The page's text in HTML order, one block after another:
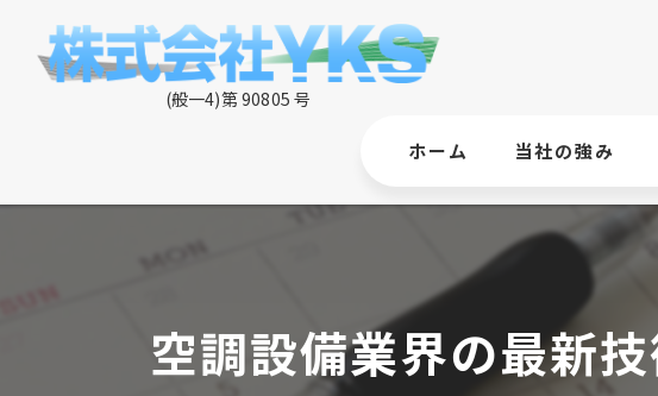
ホーム 当社の強み
空調設備業界の最新